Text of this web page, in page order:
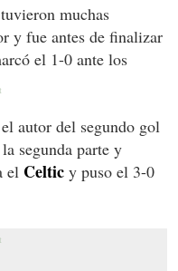
tuvieron muchas
y fue antes de finalizar
el 1-0 ante los
autor del segundo gol
segunda parte y
el Celtic y puso el 3-0